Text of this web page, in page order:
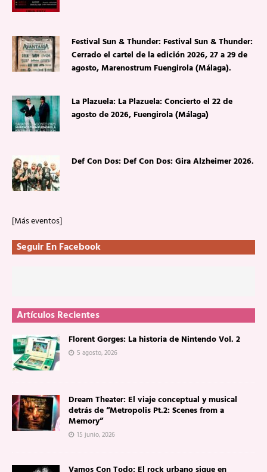
Festival Sun & Thunder: Festival Sun & Thunder:
Cerrado el cartel de la edición 2026, 27 a 29 de
agosto, Marenostrum Fuengirola (Málaga).
La Plazuela: La Plazuela: Concierto el 22 de
agosto de 2026, Fuengirola (Málaga)
Def Con Dos: Def Con Dos: Gira Alzheimer 2026.
[Más eventos]
Seguir En Facebook
Artículos Recientes
Florent Gorges: La historia de Nintendo Vol. 2
5 agosto, 2026
Dream Theater: El viaje conceptual y musical
detrás de “Metropolis Pt.2: Scenes from a
Memory”
15 junio, 2026